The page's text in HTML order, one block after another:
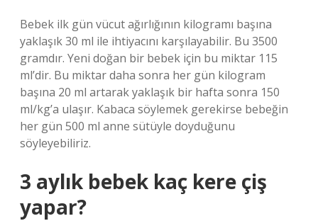
Bebek ilk gün vücut ağırlığının kilogramı başına
yaklaşık 30 ml ile ihtiyacını karşılayabilir. Bu 3500
gramdır. Yeni doğan bir bebek için bu miktar 115
ml’dir. Bu miktar daha sonra her gün kilogram
başına 20 ml artarak yaklaşık bir hafta sonra 150
ml/kg’a ulaşır. Kabaca söylemek gerekirse bebeğin
her gün 500 ml anne sütüyle doyduğunu
söyleyebiliriz.
3 aylık bebek kaç kere çiş
yapar?